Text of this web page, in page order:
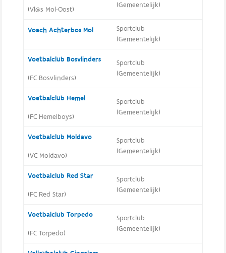
(Vl@s Mol-Oost)
(Gemeentelijk)
Voach Achterbos Mol
Sportclub
(Gemeentelijk)
Voetbalclub Bosvlinders
(FC Bosvlinders)
Sportclub
(Gemeentelijk)
Voetbalclub Hemel
(FC Hemelboys)
Sportclub
(Gemeentelijk)
Voetbalclub Moldavo
(VC Moldavo)
Sportclub
(Gemeentelijk)
Voetbalclub Red Star
(FC Red Star)
Sportclub
(Gemeentelijk)
Voetbalclub Torpedo
(FC Torpedo)
Sportclub
(Gemeentelijk)